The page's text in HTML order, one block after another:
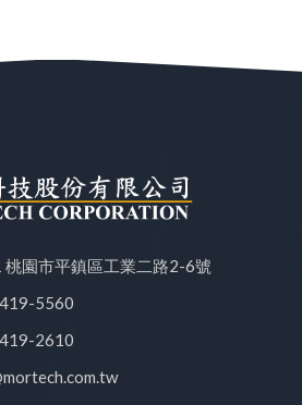
園市平鎮區工業二路2-6號
5560
2610